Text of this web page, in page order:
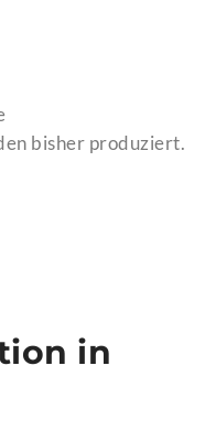
bisher produziert.
in